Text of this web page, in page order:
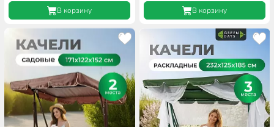
В корзину В корзину